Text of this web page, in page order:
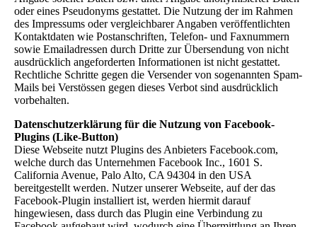
oder eines Pseudonyms gestattet. Die Nutzung der im Rahmen
des Impressums oder vergleichbarer Angaben veröffentlichten
Kontaktdaten wie Postanschriften, Telefon- und Faxnummern
sowie Emailadressen durch Dritte zur Übersendung von nicht
ausdrücklich angeforderten Informationen ist nicht gestattet.
Rechtliche Schritte gegen die Versender von sogenannten Spam-
Mails bei Verstössen gegen dieses Verbot sind ausdrücklich
vorbehalten.
Datenschutzerklärung für die Nutzung von Facebook-
Plugins (Like-Button)
Diese Webseite nutzt Plugins des Anbieters Facebook.com,
welche durch das Unternehmen Facebook Inc., 1601 S.
California Avenue, Palo Alto, CA 94304 in den USA
bereitgestellt werden. Nutzer unserer Webseite, auf der das
Facebook-Plugin installiert ist, werden hiermit darauf
hingewiesen, dass durch das Plugin eine Verbindung zu